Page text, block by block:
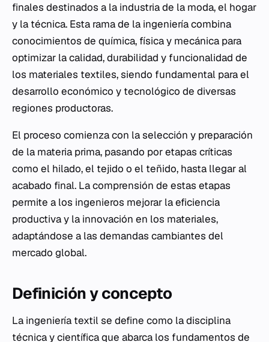
finales destinados a la industria de la moda, el hogar
y la técnica. Esta rama de la ingeniería combina
conocimientos de química, física y mecánica para
optimizar la calidad, durabilidad y funcionalidad de
los materiales textiles, siendo fundamental para el
desarrollo económico y tecnológico de diversas
regiones productoras.
El proceso comienza con la selección y preparación
de la materia prima, pasando por etapas críticas
como el hilado, el tejido o el teñido, hasta llegar al
acabado final. La comprensión de estas etapas
permite a los ingenieros mejorar la eficiencia
productiva y la innovación en los materiales,
adaptándose a las demandas cambiantes del
mercado global.
Definición y concepto
La ingeniería textil se define como la disciplina
técnica y científica que abarca los fundamentos de